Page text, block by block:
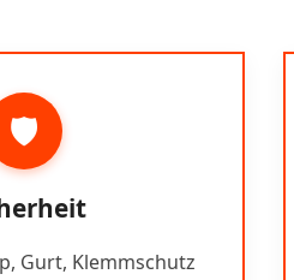
🛡️
Gurt, Klemmschutz